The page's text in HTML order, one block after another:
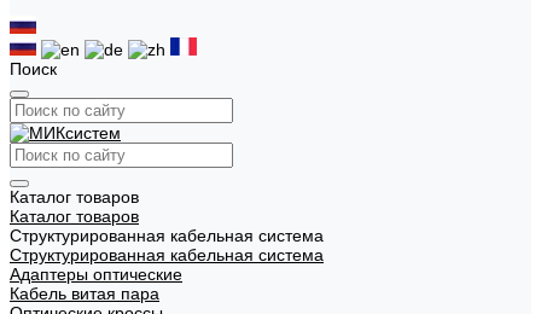
Поиск
Каталог товаров
Каталог товаров
Структурированная кабельная система
Структурированная кабельная система
Адаптеры оптические
Кабель витая пара